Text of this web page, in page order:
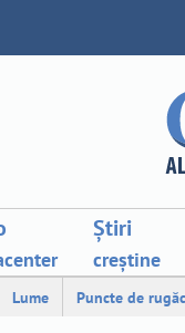
Știri
creștine
Lume Puncte de